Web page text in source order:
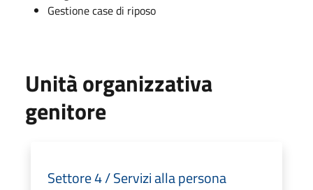
Gestione case di riposo
Unità organizzativa
genitore
Settore 4 / Servizi alla persona